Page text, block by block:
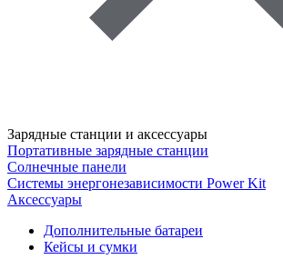
Зарядные станции и аксессуары
Портативные зарядные станции
Солнечные панели
Системы энергонезависимости Power Kit
Аксессуары
Дополнительные батареи
Кейсы и сумки